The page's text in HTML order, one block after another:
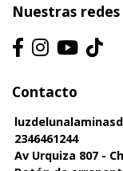
Nuestras redes
Contacto
2346461244
Av Urquiza 807 -